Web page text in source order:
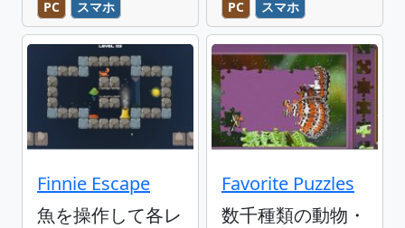
PC スマホ PC スマホ
Finnie Escape
魚を操作して各レ
Favorite Puzzles
数千種類の動物・